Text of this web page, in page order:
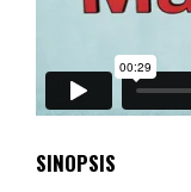
SINOPSIS